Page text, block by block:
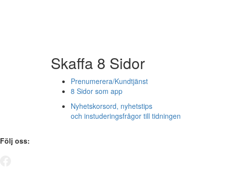
Skaffa 8 Sidor
Prenumerera/Kundtjänst
8 Sidor som app
Nyhetskorsord, nyhetstips
och instuderingsfrågor till tidningen
Följ oss: